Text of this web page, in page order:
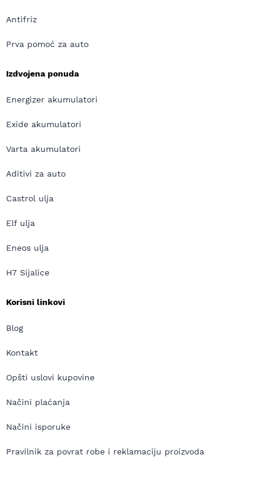
Antifriz
Prva pomoć za auto
Izdvojena ponuda
Energizer akumulatori
Exide akumulatori
Varta akumulatori
Aditivi za auto
Castrol ulja
Elf ulja
Eneos ulja
H7 Sijalice
Korisni linkovi
Blog
Kontakt
Opšti uslovi kupovine
Načini plaćanja
Načini isporuke
Pravilnik za povrat robe i reklamaciju proizvoda